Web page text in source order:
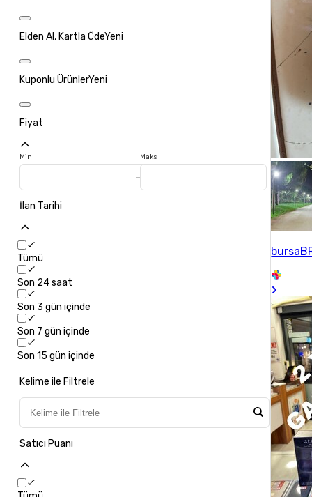
Elden Al, Kartla ÖdeYeni
Kuponlu ÜrünlerYeni
Fiyat
Min Maks
İlan Tarihi
Tümü
Son 24 saat
Son 3 gün içinde
Son 7 gün içinde
Son 15 gün içinde
Kelime ile Filtrele
Satıcı Puanı